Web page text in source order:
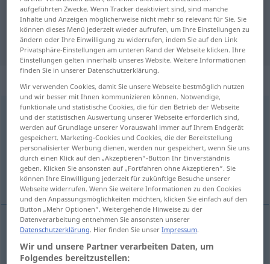
"Generation" Norwegisch
Übersetzung
„Generation“ : Femininum
Generation f
Übersicht aller Übersetzungen
(Für mehr Details die Übersetzung anklicken/antippen)
generasjon
Generation
aufgeführten Zwecke. Wenn Tracker deaktiviert sind, sind manche
Inhalte und Anzeigen möglicherweise nicht mehr so relevant für Sie. Sie
können dieses Menü jederzeit wieder aufrufen, um Ihre Einstellungen zu
ändern oder Ihre Einwilligung zu widerrufen, indem Sie auf den Link
Privatsphäre-Einstellungen am unteren Rand der Webseite klicken. Ihre
Einstellungen gelten innerhalb unseres Website. Weitere Informationen
finden Sie in unserer Datenschutzerklärung.
Wir verwenden Cookies, damit Sie unsere Webseite bestmöglich nutzen
und wir besser mit Ihnen kommunizieren können. Notwendige,
funktionale und statistische Cookies, die für den Betrieb der Webseite
und der statistischen Auswertung unserer Webseite erforderlich sind,
werden auf Grundlage unserer Vorauswahl immer auf Ihrem Endgerät
gespeichert. Marketing-Cookies und Cookies, die der Bereitstellung
personalisierter Werbung dienen, werden nur gespeichert, wenn Sie uns
durch einen Klick auf den „Akzeptieren“-Button Ihr Einverständnis
geben. Klicken Sie ansonsten auf „Fortfahren ohne Akzeptieren“. Sie
können Ihre Einwilligung jederzeit für zukünftige Besuche unserer
Webseite widerrufen. Wenn Sie weitere Informationen zu den Cookies
und den Anpassungsmöglichkeiten möchten, klicken Sie einfach auf den
Button „Mehr Optionen“. Weitergehende Hinweise zu der
Datenverarbeitung entnehmen Sie ansonsten unserer
Datenschutzerklärung. Hier finden Sie unserImpressum.
Wir und unsere Partner verarbeiten Daten, um
Folgendes bereitzustellen: